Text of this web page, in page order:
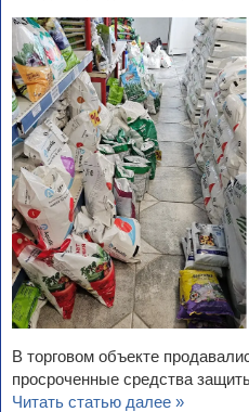
В торговом объекте
просроченные средства
Читать статью далее »